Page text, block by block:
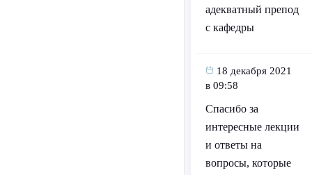
адекватный препод
с кафедры
18 декабря 2021
в 09:58
Спасибо за
интересные лекции
и ответы на
вопросы, которые